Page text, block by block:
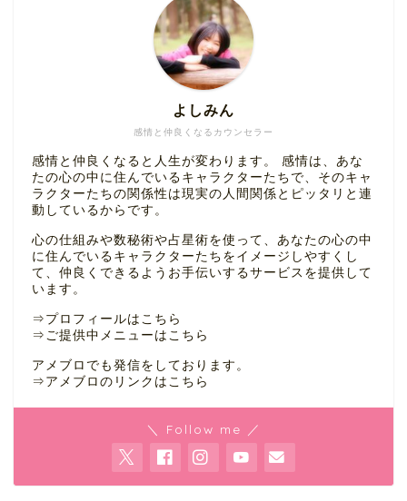
感情と仲良くなるカウンセラー
よしみん
感情と仲良くなると人生が変わります。 感情は、あな
たの心の中に住んでいるキャラクターたちで、そのキャ
ラクターたちの関係性は現実の人間関係とピッタリと連
動しているからです。
心の仕組みや数秘術や占星術を使って、あなたの心の中
に住んでいるキャラクターたちをイメージしやすくし
て、仲良くできるようお手伝いするサービスを提供して
います。
⇒ プロフィールはこちら
⇒ ご提供中メニューはこちら
アメブロでも発信をしております。
⇒ アメブロのリンクはこちら
＼ Follow me ／